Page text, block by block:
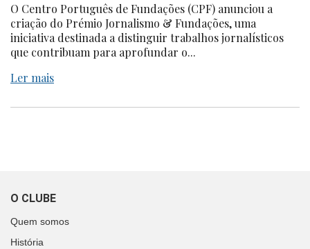
O Centro Português de Fundações (CPF) anunciou a
criação do Prémio Jornalismo & Fundações, uma
iniciativa destinada a distinguir trabalhos jornalísticos
que contribuam para aprofundar o...
Ler mais
O CLUBE
Quem somos
História